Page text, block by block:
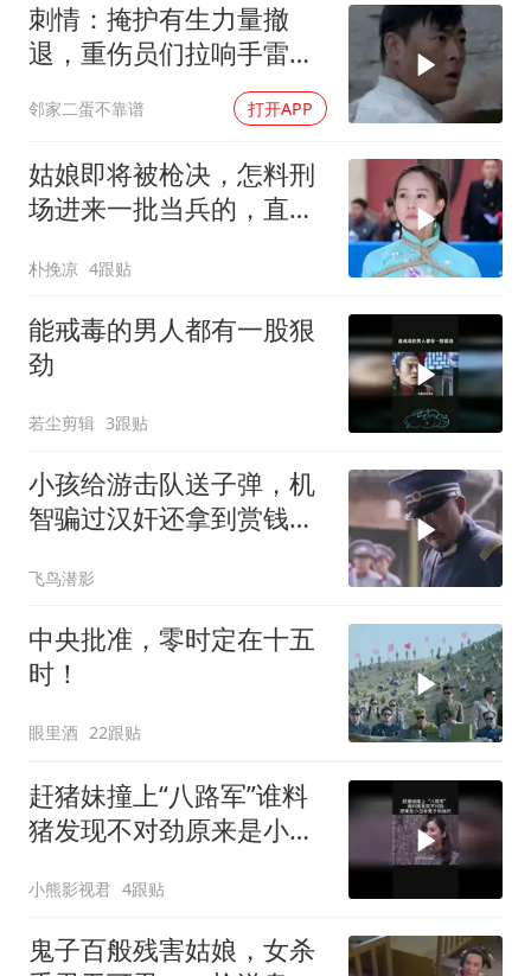
刺情：掩护有生力量撤
退，重伤员们拉响手雷，
邻家二蛋不靠谱 打开APP
姑娘即将被枪决，怎料刑
场进来一批当兵的，直接
朴挽凉 4跟贴
能戒毒的男人都有一股狠
劲
若尘剪辑 3跟贴
小孩给游击队送子弹，机
智骗过汉奸还拿到赏钱，
飞鸟潜影
中央批准，零时定在十五
时！
眼里酒 22跟贴
赶猪妹撞上“八路军”谁料
猪发现不对劲原来是小日
小熊影视君 4跟贴
鬼子百般残害姑娘，女杀